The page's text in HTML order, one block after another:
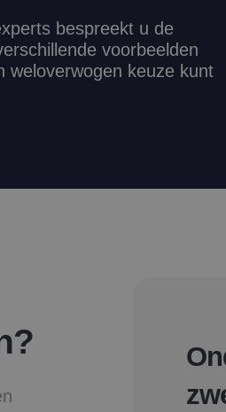
bespreekt u de
voorbeelden
weloverwogen keuze kunt